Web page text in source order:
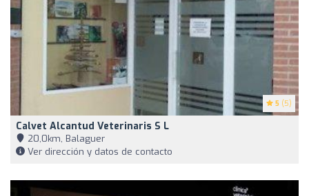
5 (5)
Calvet Alcantud Veterinaris S L
20,0km, Balaguer
Ver dirección y datos de contacto